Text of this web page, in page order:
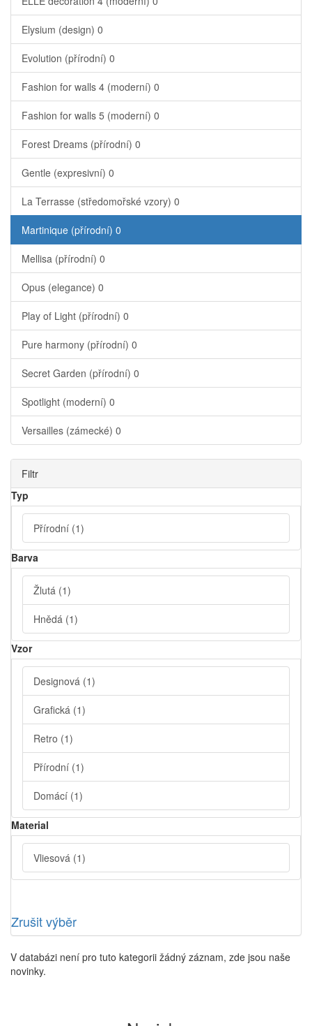
Elysium (design) 0
Evolution (přírodní) 0
Fashion for walls 4 (moderní) 0
Fashion for walls 5 (moderní) 0
Forest Dreams (přírodní) 0
Gentle (expresivní) 0
La Terrasse (středomořské vzory) 0
Martinique (přírodní) 0
Mellisa (přírodní) 0
Opus (elegance) 0
Play of Light (přírodní) 0
Pure harmony (přírodní) 0
Secret Garden (přírodní) 0
Spotlight (moderní) 0
Versailles (zámecké) 0
Filtr
Typ
Přírodní (1)
Barva
Žlutá (1)
Hnědá (1)
Vzor
Designová (1)
Grafická (1)
Retro (1)
Přírodní (1)
Domácí (1)
Material
Vliesová (1)
Zrušit výběr
V databázi není pro tuto kategorii žádný záznam, zde jsou naše
novinky.